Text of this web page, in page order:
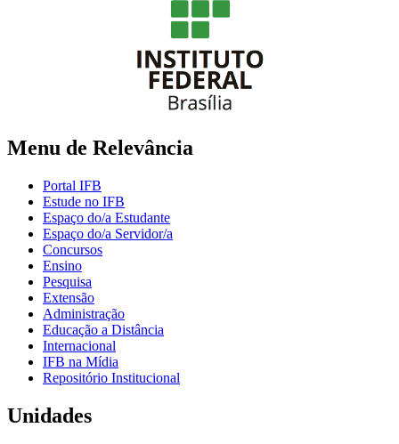
Menu de Relevância
Portal IFB
Estude no IFB
Espaço do/a Estudante
Espaço do/a Servidor/a
Concursos
Ensino
Pesquisa
Extensão
Administração
Educação a Distância
Internacional
IFB na Mídia
Repositório Institucional
Unidades